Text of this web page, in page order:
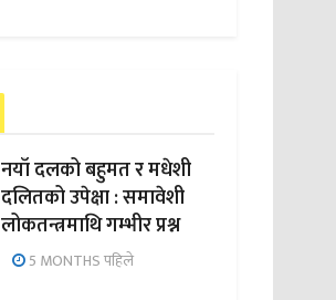
नयाँ दलको बहुमत र मधेशी
दलितको उपेक्षा : समावेशी
लोकतन्त्रमाथि गम्भीर प्रश्न
5 MONTHS पहिले